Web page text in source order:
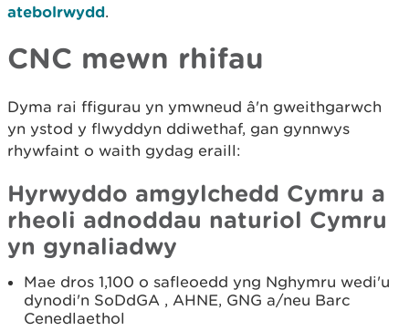
atebolrwydd.
CNC mewn rhifau
Dyma rai ffigurau yn ymwneud â'n gweithgarwch
yn ystod y flwyddyn ddiwethaf, gan gynnwys
rhywfaint o waith gydag eraill:
Hyrwyddo amgylchedd Cymru a
rheoli adnoddau naturiol Cymru
yn gynaliadwy
Mae dros 1,100 o safleoedd yng Nghymru wedi'u
dynodi'n SoDdGA , AHNE, GNG a/neu Barc
Cenedlaethol